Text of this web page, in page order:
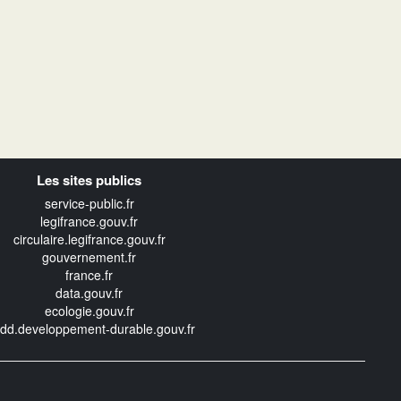
Les sites publics
service-public.fr
legifrance.gouv.fr
circulaire.legifrance.gouv.fr
gouvernement.fr
france.fr
data.gouv.fr
ecologie.gouv.fr
durable.gouv.fr